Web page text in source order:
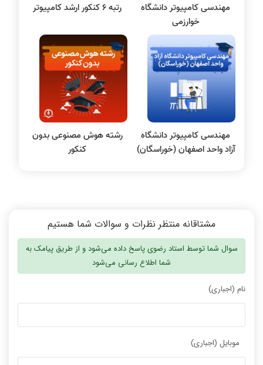
پایگاه داده
الکترونیک دیجیتال
سیستم عامل
نظریه زبانها
سیگنال و سیستمها
مهندسی کامپیوتر دانشگاه
خوارزمی
رتبه 6 کنکور ارشد کامپیوتر
مهندسی کامپیوتر دانشگاه
آزاد واحد اصفهان (خوراسگان)
رشته هوش مصنوعی بدون
کنکور
مشتاقانه منتظر نظرات و سوالات شما هستیم
سوال شما توسط استاد رضوی پاسخ داده می‌شود و از طریق پیامک به
شما اطلاع رسانی می‌شود
نام (اجباری)
موبایل (اجباری)